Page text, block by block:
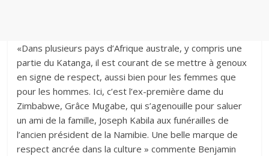
«Dans plusieurs pays d’Afrique australe, y compris une
partie du Katanga, il est courant de se mettre à genoux
en signe de respect, aussi bien pour les femmes que
pour les hommes. Ici, c’est l’ex-première dame du
Zimbabwe, Grâce Mugabe, qui s’agenouille pour saluer
un ami de la famille, Joseph Kabila aux funérailles de
l’ancien président de la Namibie. Une belle marque de
respect ancrée dans la culture » commente Benjamin